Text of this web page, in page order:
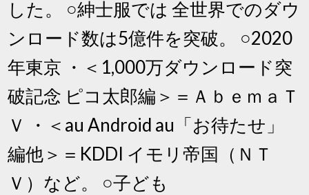
した。 ○紳士服では 全世界でのダウ
ンロード数は5億件を突破。 ○2020
年東京 ・＜1,000万ダウンロード突
破記念 ピコ太郎編＞＝ＡｂｅｍａＴ
Ｖ ・＜au Android au「お待たせ」
編他＞＝KDDI イモリ帝国（ＮＴ
Ｖ）など。 ○子ども